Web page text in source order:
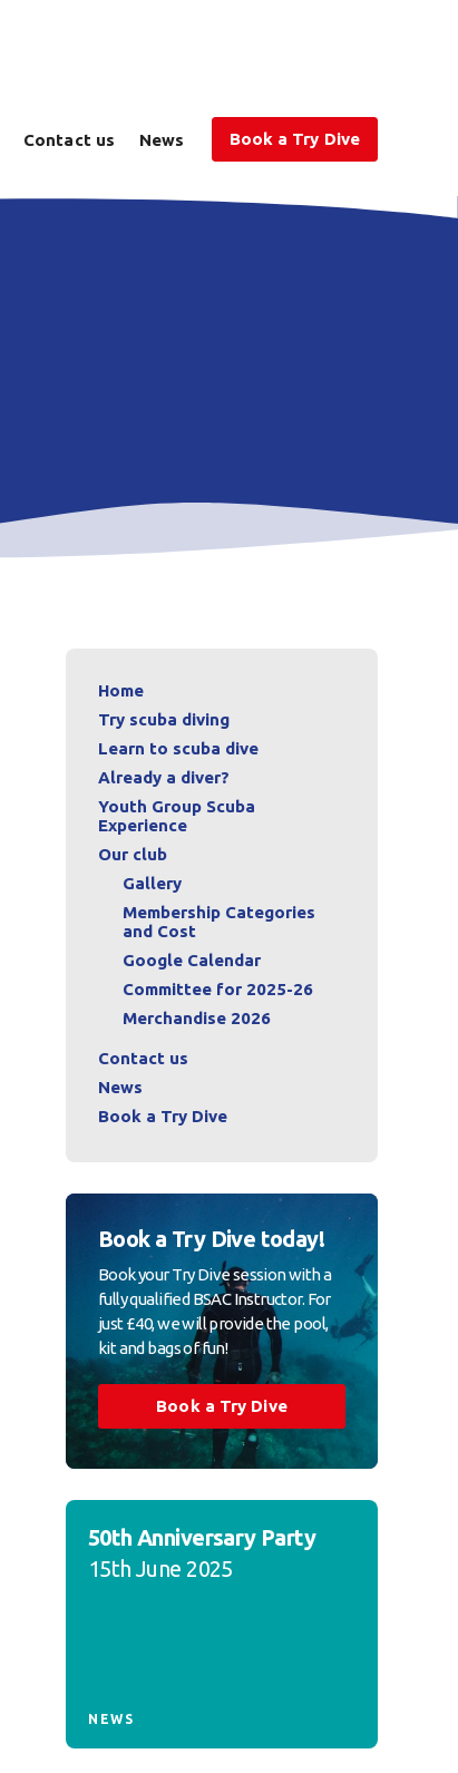
Contact us News Book a Try Dive
Home
Try scuba diving
Learn to scuba dive
Already a diver?
Youth Group Scuba
Experience
Our club
Gallery
Membership Categories
and Cost
Google Calendar
Committee for 2025-26
Merchandise 2026
Contact us
News
Book a Try Dive
Book a Try Dive today!
Book your Try Dive session with a
fully qualified BSAC Instructor. For
just £40, we will provide the pool,
kit and bags of fun!
Book a Try Dive
50th Anniversary Party
15th June 2025
NEWS